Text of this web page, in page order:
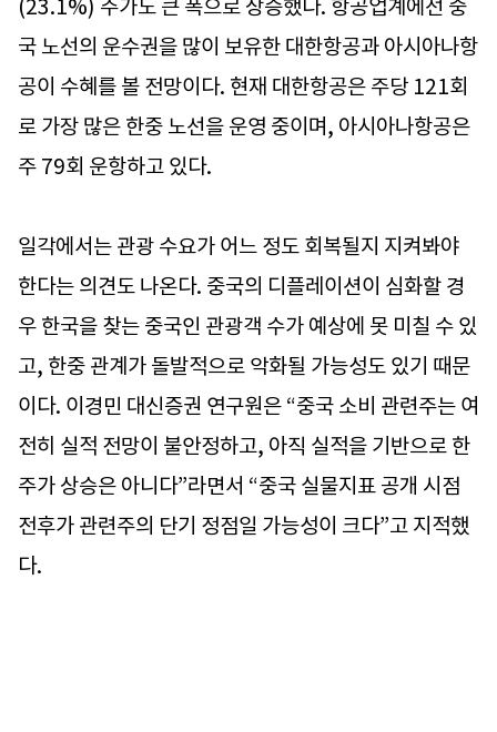
(23.1%) 주가도 큰 폭으로 상승했다. 항공업계에선 중
국 노선의 운수권을 많이 보유한 대한항공과 아시아나항
공이 수혜를 볼 전망이다. 현재 대한항공은 주당 121회
로 가장 많은 한중 노선을 운영 중이며, 아시아나항공은
주 79회 운항하고 있다.
일각에서는 관광 수요가 어느 정도 회복될지 지켜봐야
한다는 의견도 나온다. 중국의 디플레이션이 심화할 경
우 한국을 찾는 중국인 관광객 수가 예상에 못 미칠 수 있
고, 한중 관계가 돌발적으로 악화될 가능성도 있기 때문
이다. 이경민 대신증권 연구원은 “중국 소비 관련주는 여
전히 실적 전망이 불안정하고, 아직 실적을 기반으로 한
주가 상승은 아니다”라면서 “중국 실물지표 공개 시점
전후가 관련주의 단기 정점일 가능성이 크다”고 지적했
다.